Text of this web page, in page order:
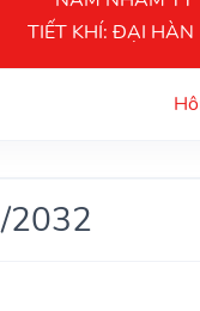
TIẾT KHÍ: ĐẠI HÀN
2032